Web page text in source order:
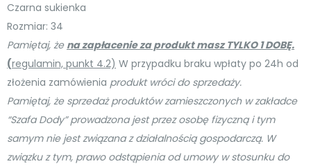
Czarna sukienka
Rozmiar: 34
Pamiętaj, że na zapłacenie za produkt masz TYLKO 1 DOBĘ.
(regulamin, punkt 4.2) W przypadku braku wpłaty po 24h od
złożenia zamówienia produkt wróci do sprzedaży.
Pamiętaj, że sprzedaż produktów zamieszczonych w zakładce
“Szafa Dody” prowadzona jest przez osobę fizyczną i tym
samym nie jest związana z działalnością gospodarczą. W
związku z tym, prawo odstąpienia od umowy w stosunku do